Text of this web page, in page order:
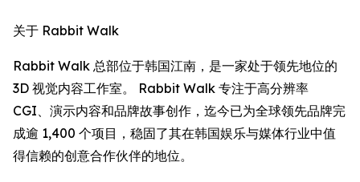
关于 Rabbit Walk
Rabbit Walk 总部位于韩国江南，是一家处于领先地位的
3D 视觉内容工作室。 Rabbit Walk 专注于高分辨率
CGI、演示内容和品牌故事创作，迄今已为全球领先品牌完
成逾 1,400 个项目，稳固了其在韩国娱乐与媒体行业中值
得信赖的创意合作伙伴的地位。